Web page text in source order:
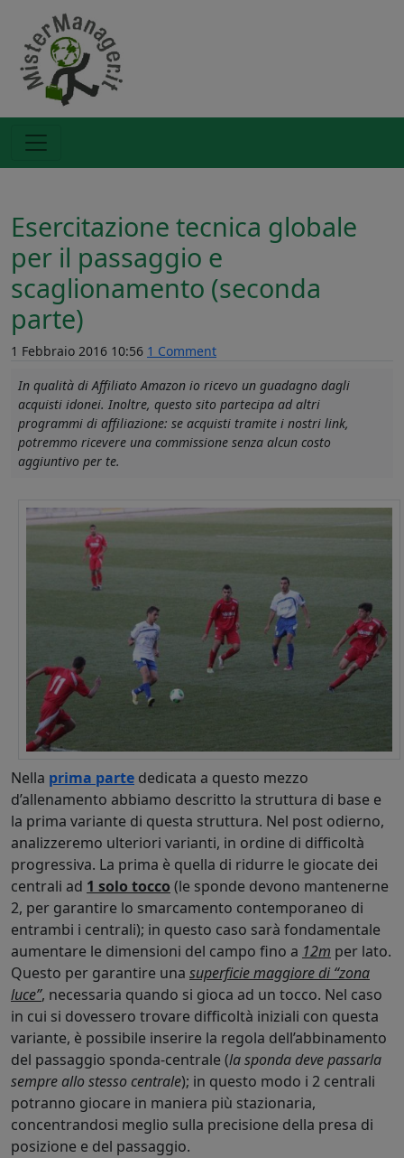
Esercitazione tecnica globale
per il passaggio e
scaglionamento (seconda
parte)
1 Febbraio 2016 10:56 1 Comment
In qualità di Affiliato Amazon io ricevo un guadagno dagli
acquisti idonei. Inoltre, questo sito partecipa ad altri
programmi di affiliazione: se acquisti tramite i nostri link,
potremmo ricevere una commissione senza alcun costo
aggiuntivo per te.
Nella prima parte dedicata a questo mezzo
d’allenamento abbiamo descritto la struttura di base e
la prima variante di questa struttura. Nel post odierno,
analizzeremo ulteriori varianti, in ordine di difficoltà
progressiva. La prima è quella di ridurre le giocate dei
centrali ad 1 solo tocco (le sponde devono mantenerne
2, per garantire lo smarcamento contemporaneo di
entrambi i centrali); in questo caso sarà fondamentale
aumentare le dimensioni del campo fino a 12m per lato.
Questo per garantire una superficie maggiore di “zona
luce”, necessaria quando si gioca ad un tocco. Nel caso
in cui si dovessero trovare difficoltà iniziali con questa
variante, è possibile inserire la regola dell’abbinamento
del passaggio sponda-centrale (la sponda deve passarla
sempre allo stesso centrale); in questo modo i 2 centrali
potranno giocare in maniera più stazionaria,
concentrandosi meglio sulla precisione della presa di
posizione e del passaggio.